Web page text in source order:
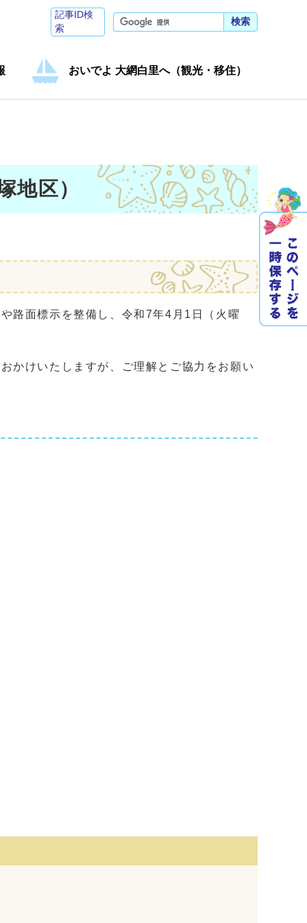
記事ID検
索
検索
おいでよ 大網白里へ（観光・移住）
地区）
路面標示を整備し、令和7年4月1日（火曜
かけいたしますが、ご理解とご協力をお願い